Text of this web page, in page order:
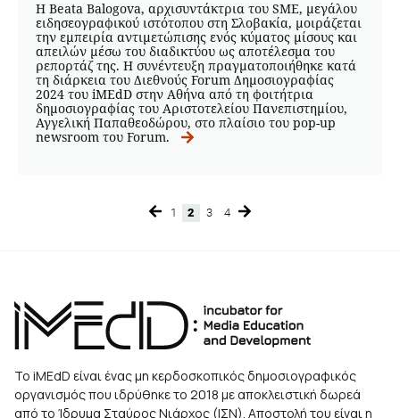
Η Beata Balogova, αρχισυντάκτρια του SME, μεγάλου
ειδησεογραφικού ιστότοπου στη Σλοβακία, μοιράζεται
την εμπειρία αντιμετώπισης ενός κύματος μίσους και
απειλών μέσω του διαδικτύου ως αποτέλεσμα του
ρεπορτάζ της. Η συνέντευξη πραγματοποιήθηκε κατά
τη διάρκεια του Διεθνούς Forum Δημοσιογραφίας
2024 του iMEdD στην Αθήνα από τη φοιτήτρια
δημοσιογραφίας του Αριστοτελείου Πανεπιστημίου,
Αγγελική Παπαθεοδώρου, στο πλαίσιο του pop-up
newsroom του Forum.
Page
1 Page
2 Page
3 Page
4
Το iMEdD είναι ένας μη κερδοσκοπικός δημοσιογραφικός
οργανισμός που ιδρύθηκε το 2018 με αποκλειστική δωρεά
από το Ίδρυμα Σταύρος Νιάρχος (ΙΣΝ). Αποστολή του είναι η